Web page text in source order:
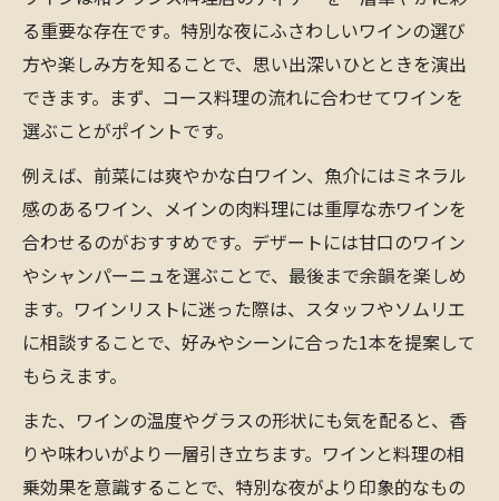
る重要な存在です。特別な夜にふさわしいワインの選び
方や楽しみ方を知ることで、思い出深いひとときを演出
できます。まず、コース料理の流れに合わせてワインを
選ぶことがポイントです。
例えば、前菜には爽やかな白ワイン、魚介にはミネラル
感のあるワイン、メインの肉料理には重厚な赤ワインを
合わせるのがおすすめです。デザートには甘口のワイン
やシャンパーニュを選ぶことで、最後まで余韻を楽しめ
ます。ワインリストに迷った際は、スタッフやソムリエ
に相談することで、好みやシーンに合った1本を提案して
もらえます。
また、ワインの温度やグラスの形状にも気を配ると、香
りや味わいがより一層引き立ちます。ワインと料理の相
乗効果を意識することで、特別な夜がより印象的なもの